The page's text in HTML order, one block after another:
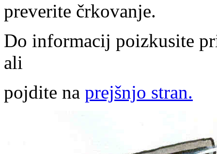
preverite črkovanje.
Do informacij poizkusite
ali
pojdite na prejšnjo stran.